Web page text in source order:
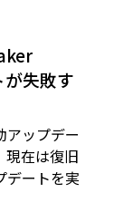
失敗す
アップデー
現在は復旧
デートを実